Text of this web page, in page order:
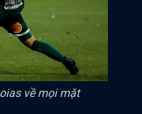
về mọi mặt